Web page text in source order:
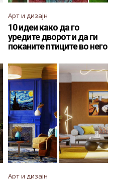
Арт и дизајн
10 идеи како да го
уредите дворот и да ги
поканите птиците во него
Арт и дизајн